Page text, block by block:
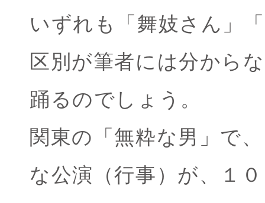
いずれも「舞妓さん」
区別が筆者には分から
踊るのでしょう。
関東の「無粋な男」で
な公演（行事）が、１